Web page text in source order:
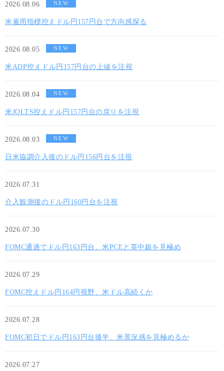
2026.08.06 NEW
米雇用指標控えドル円157円台で方向感探る
2026.08.05 NEW
米ADP控えドル円157円台の上値を注視
2026.08.04 NEW
米JOLTS控えドル円157円台の戻りを注視
2026.08.03 NEW
日米協調介入後のドル円156円台を注視
2026.07.31
介入観測後のドル円160円台を注視
2026.07.30
FOMC通過でドル円163円台、米PCEと英中銀を見極め
2026.07.29
FOMC控えドル円164円視野、米ドル高続くか
2026.07.28
FOMC初日でドル円163円台後半、米景況感を見極めるか
2026.07.27